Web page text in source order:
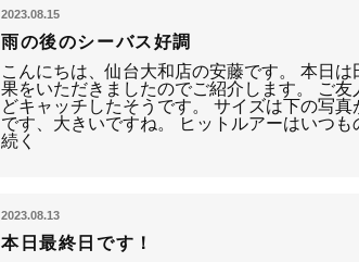
2023.08.15
雨の後のシーバス好調
こんにちは、仙台大和店の安藤です。 本日は
果をいただきましたのでご紹介します。 ご友
どキャッチしたそうです。 サイズは下の写真
です、大きいですね。 ヒットルアーはいつ
続く
2023.08.13
本日最終日です！